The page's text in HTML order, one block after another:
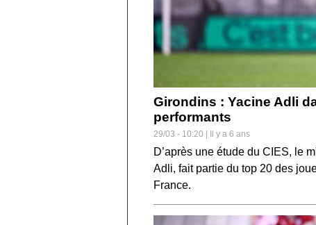
Girondins : Yacine Adli
performants
29/03 - 10:20 | Il y a 6 ans
D’après une étude du CIES, le
Adli, fait partie du top 20 des
France.